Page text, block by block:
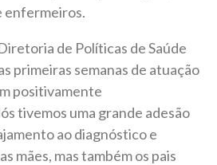
enfermeiros.
de Políticas de Saúde
primeiras semanas de atuação
positivamente
tivemos uma grande adesão
ao diagnóstico e
mães, mas também os pais